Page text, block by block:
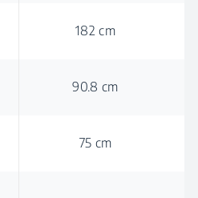
182 cm
90.8 cm
75 cm